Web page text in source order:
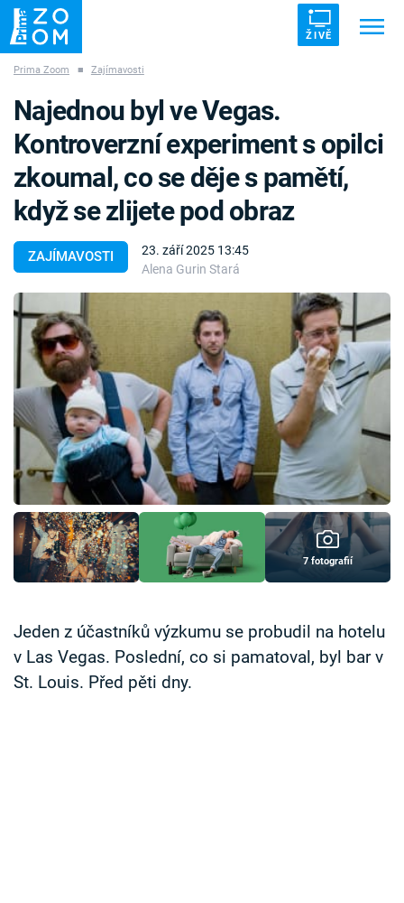
ŽIVĚ
ZÁHADY VETŘELCI DÁVNOVĚKU
Témata
Témata
Pořady
TV Program
Časopis
Sledujte prima+
Přihlášení
Prima Zoom ■ Zajímavosti
ZAJÍMAVOSTI
23. září 2025 13:45
Alena Gurin Stará
Najednou byl ve Vegas.
Kontroverzní experiment s opilci
zkoumal, co se děje s pamětí,
když se zlijete pod obraz
7 fotografií
Jeden z účastníků výzkumu se probudil na hotelu
v Las Vegas. Poslední, co si pamatoval, byl bar v
St. Louis. Před pěti dny.